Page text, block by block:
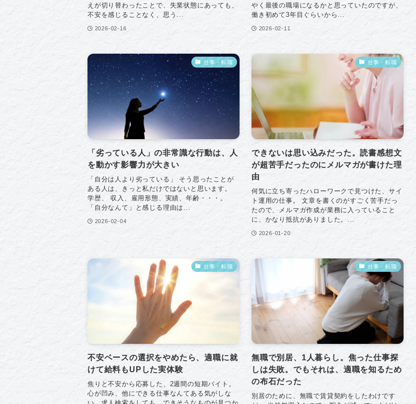
えが切り替わったことで、失業状態にあっても、
不安を感じることなく、思う...
2026-02-16
やく最後の職場になるかと思っていたのですが、
働き初めて3年目ぐらいから...
2026-02-11
仕事・転職
「劣っている人」の非常識な行動は、人
を動かす影響力が大きい
「自分は人より劣っている」 そう思ったことが
ある人は、きっと私だけではないと思います。
学歴、 収入、雇用形態、実績、年齢・・・。
「自分なんて」と感じる理由は...
2026-02-04
仕事・転職
できないは思い込みだった。読書感想文
が超苦手だったのにメルマガが書けた理
由
何気に立ち寄ったハローワークで見つけた、サイ
ト運用の仕事。 文章を書くのがすごく苦手だっ
たので、メルマガ作成が業務に入っていること
に、かなり抵抗がありました。...
2026-01-20
仕事・転職
不安ベースの選択をやめたら、適職に就
けて給料もUPした実体験
焦りと不安から応募した、2週間の短期バイト。
心が凹み、他にできる仕事なんてある気がしな
仕事・転職
無職で別居、1人暮らし。焦った仕事探
しは失敗。でもそれは、適職を知るため
の布石だった
別居のために、無職で賃貸契約をしたわけです